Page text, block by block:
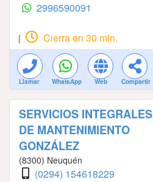
2996590091
| Cierra en 30 min.
Llamar WhatsApp Web Compartir
SERVICIOS INTEGRALES
DE MANTENIMIENTO
GONZÁLEZ
(8300) Neuquén
(0294) 154618229